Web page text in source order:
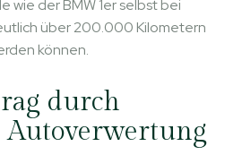
wie der BMW 1er selbst bei
über 200.000 Kilometern
können.
durch
Autoverwertung